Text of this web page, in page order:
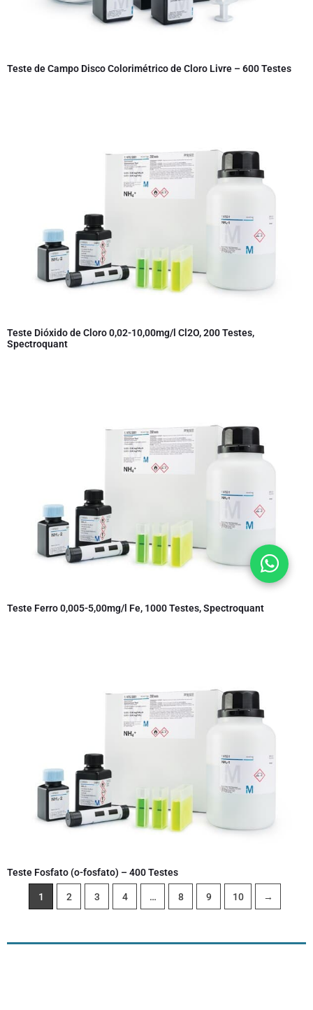
Teste de Campo Disco Colorimétrico de Cloro Livre – 600 Testes
Teste Dióxido de Cloro 0,02-10,00mg/l Cl2O, 200 Testes,
Spectroquant
Teste Ferro 0,005-5,00mg/l Fe, 1000 Testes, Spectroquant
Teste Fosfato (o-fosfato) – 400 Testes
1 2 3 4 … 8 9 10 →